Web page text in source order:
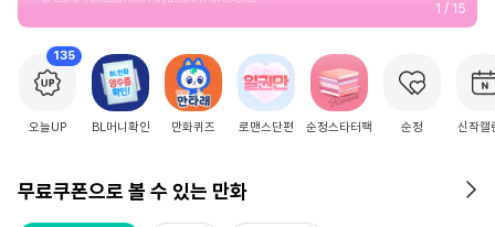
2 / 15
135
오늘UP BL머니확인 만화퀴즈 로맨스단편 순정스타터팩 순정 신작캘
무료쿠폰으로 볼 수 있는 만화